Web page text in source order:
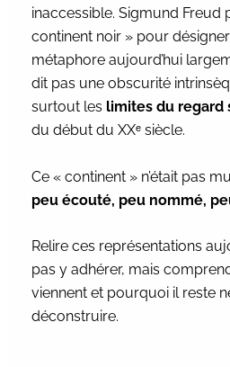
inaccessible. Sigmund Freud
continent noir » pour
métaphore aujourd’hui
dit pas une obscurité
surtout les limites du regard
du début du XXᵉ siècle.
Ce « continent » n’était pas
peu écouté, peu nommé,
Relire ces représentations
pas y adhérer, mais
viennent et pourquoi il reste
déconstruire.